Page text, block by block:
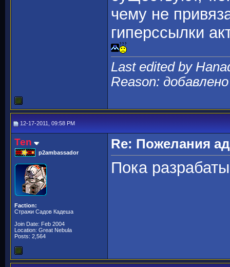
чему не
гиперссылки
Last edited by
Reason:
12-17-2011, 09:58 PM
Ten
p2ambassador
Faction:
Стражи Садов Кадеша
Join Date: Feb 2004
Location: Great Nebula
Posts: 2,564
Re: Пожелания
Пока